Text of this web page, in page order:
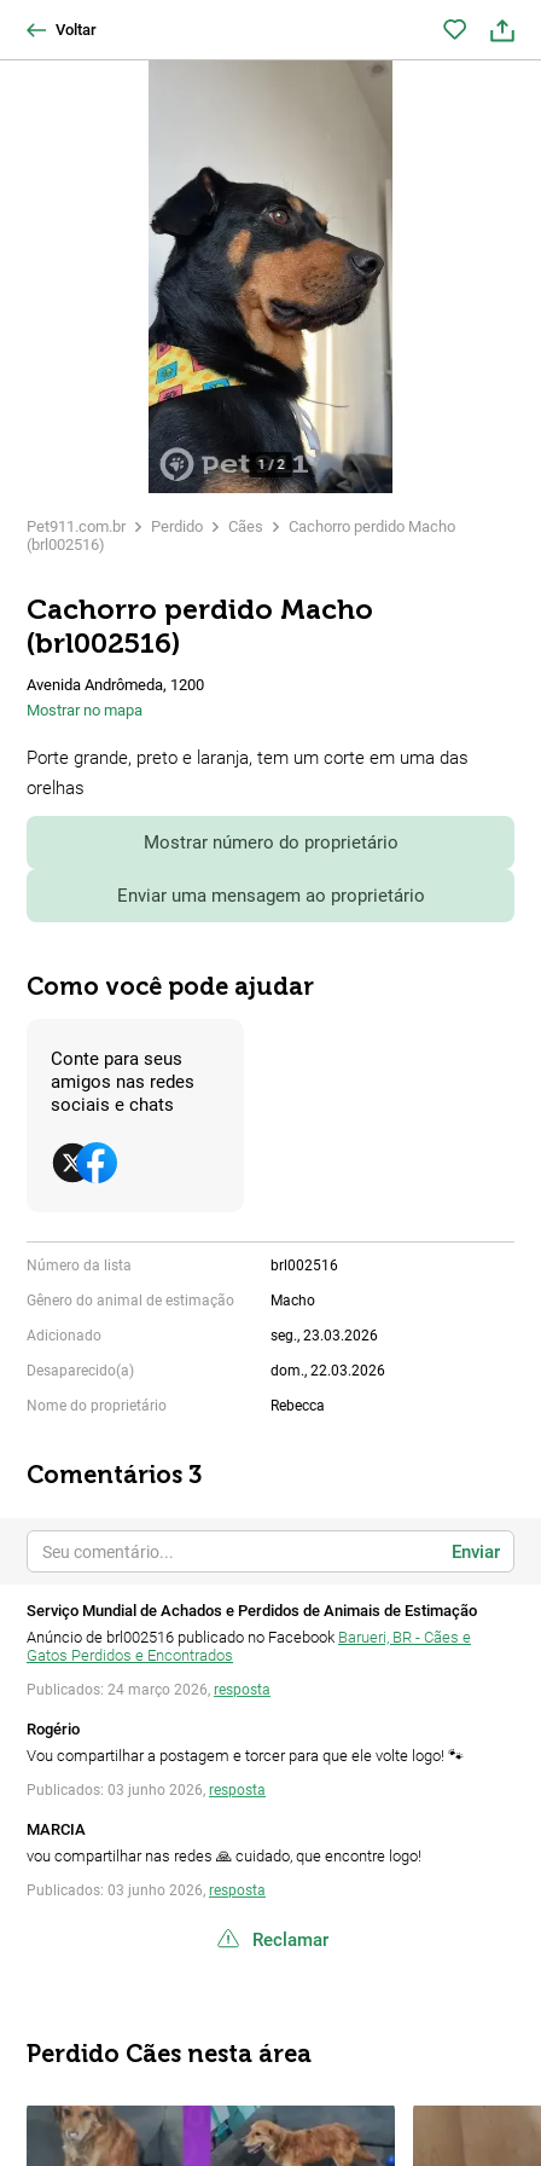
Voltar
1/2
Pet911.com.br Perdido Cães
Cachorro perdido Macho
(brl002516)
Cachorro perdido Macho
(brl002516)
Avenida Andrômeda, 1200
Mostrar no mapa
Porte grande, preto e laranja, tem um corte em uma das
orelhas
Mostrar número do proprietário
Enviar uma mensagem ao proprietário
Como você pode ajudar
Conte para seus
amigos nas redes
sociais e chats
Número da lista brl002516
Gênero do animal de estimação Macho
Adicionado seg., 23.03.2026
Desaparecido(a) dom., 22.03.2026
Nome do proprietário Rebecca
Comentários 3
Enviar
Serviço Mundial de Achados e Perdidos de Animais de Estimação
Anúncio de brl002516 publicado no Facebook Barueri, BR - Cães e
Gatos Perdidos e Encontrados
Publicados: 24 março 2026, resposta
Rogério
Vou compartilhar a postagem e torcer para que ele volte logo! 🐾
Publicados: 03 junho 2026, resposta
MARCIA
vou compartilhar nas redes 🙏 cuidado, que encontre logo!
Publicados: 03 junho 2026, resposta
Reclamar
Perdido Cães nesta área